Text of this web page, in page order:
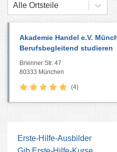
Alle Ortsteile
Akademie Handel e.V.
Berufsbegleitend studieren
Brienner Str. 47
80333 München
(4)
Erste-Hilfe-Ausbilder